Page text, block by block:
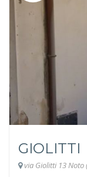
GIOLITTI
via Giolitti 13 Noto